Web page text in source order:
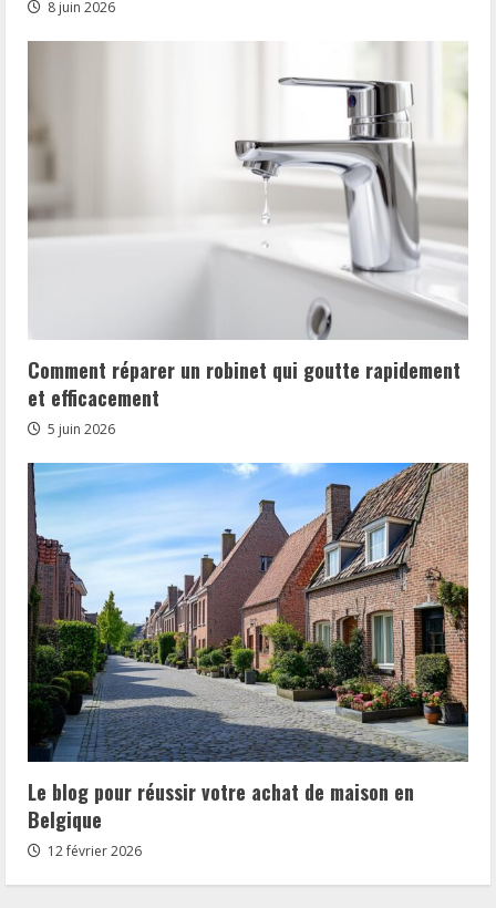
8 juin 2026
Comment réparer un robinet qui goutte rapidement
et efficacement
5 juin 2026
Le blog pour réussir votre achat de maison en
Belgique
12 février 2026